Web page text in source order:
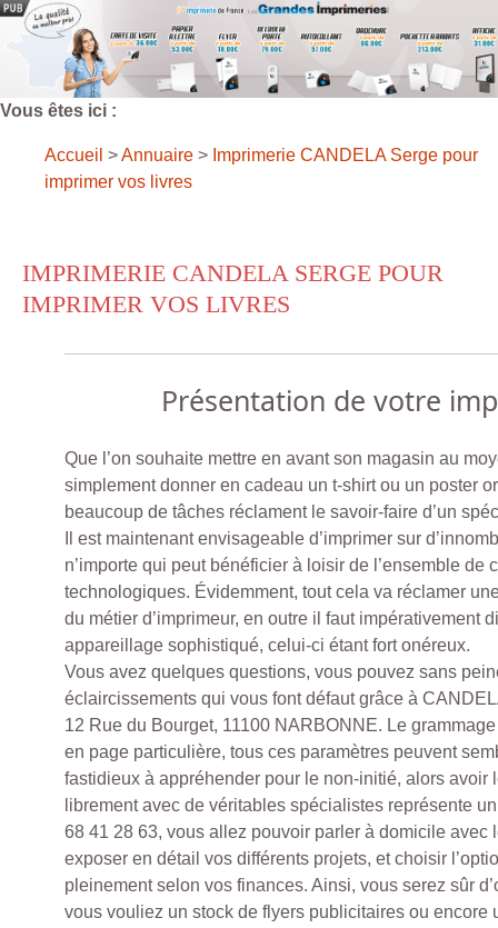
Vous êtes ici :
Accueil >Annuaire > Imprimerie CANDELA Serge pour
imprimer vos livres
IMPRIMERIE CANDELA SERGE POUR
IMPRIMER VOS LIVRES
Présentation de votre
Que l’on souhaite mettre en avant son magasin au
simplement donner en cadeau un t-shirt ou un poster
beaucoup de tâches réclament le savoir-faire d’un
Il est maintenant envisageable d’imprimer sur
n’importe qui peut bénéficier à loisir de l’ensemble de
technologiques. Évidemment, tout cela va réclamer
du métier d’imprimeur, en outre il faut impérativement
appareillage sophistiqué, celui-ci étant fort onéreux.
Vous avez quelques questions, vous pouvez sans
éclaircissements qui vous font défaut grâce à
12 Rue du Bourget, 11100 NARBONNE. Le
en page particulière, tous ces paramètres peuvent
fastidieux à appréhender pour le non-initié, alors avoir
librement avec de véritables spécialistes représente
68 41 28 63, vous allez pouvoir parler à domicile avec
exposer en détail vos différents projets, et choisir
pleinement selon vos finances. Ainsi, vous serez sûr
vous vouliez un stock de flyers publicitaires ou encore